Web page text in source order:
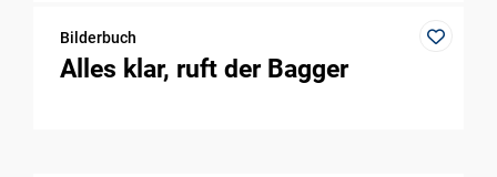
Bilderbuch
Alles klar, ruft der Bagger